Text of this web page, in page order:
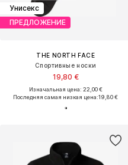
Унисекс
ПРЕДЛОЖЕНИЕ
THE NORTH FACE
Спортивные носки
19,80 €
Изначальная цена: 22,00 €
Последняя самая низкая цена:19,80 €